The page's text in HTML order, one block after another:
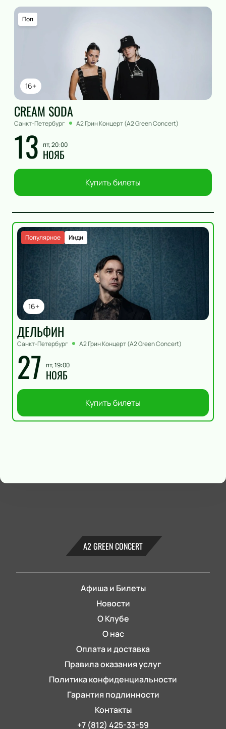
16+
Поп
CREAM SODA
Санкт-Петербург А2 Грин Концерт (A2 Green Concert)
13 пт, 20:00
НОЯБ
Купить билеты
16+
Инди
Популярное
ДЕЛЬФИН
Санкт-Петербург А2 Грин Концерт (A2 Green Concert)
27 пт, 19:00
НОЯБ
Купить билеты
А2 GREEN CONCERT
Афиша и Билеты
Новости
О Клубе
О нас
Оплата и доставка
Правила оказания услуг
Политика конфиденциальности
Гарантия подлинности
Контакты
+7 (812) 425-33-59